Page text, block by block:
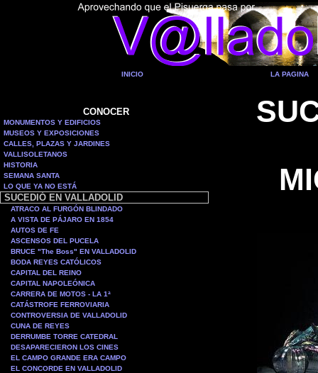
INICIO LA PAGINA
CONOCER
MONUMENTOS Y EDIFICIOS
MUSEOS Y EXPOSICIONES
CALLES, PLAZAS Y JARDINES
VALLISOLETANOS
HISTORIA
SEMANA SANTA
LO QUE YA NO ESTÁ
SUCEDIÓ EN VALLADOLID
ATRACO AL FURGÓN BLINDADO
A VISTA DE PÁJARO EN 1854
AUTOS DE FE
ASCENSOS DEL PUCELA
BRUCE "The Boss" EN VALLADOLID
BODA REYES CATÓLICOS
CAPITAL DEL REINO
CAPITAL NAPOLEÓNICA
CARRERA DE MOTOS - LA 1ª
CATÁSTROFE FERROVIARIA
CONTROVERSIA DE VALLADOLID
CUNA DE REYES
DERRUMBE TORRE CATEDRAL
DESAPARECIERON LOS CINES
EL CAMPO GRANDE ERA CAMPO
EL CONCORDE EN VALLADOLID